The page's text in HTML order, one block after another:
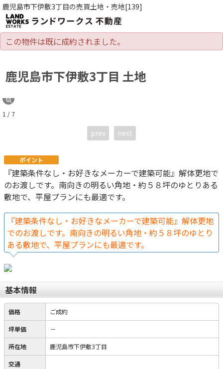
鹿児島市下伊敷3丁目の売買土地・売地[139]
この物件は既に成約されました。
鹿児島市下伊敷3丁目 土地
1 / 7
prev next
ポイント
『建築条件なし・お好きなメーカーで建築可能』解体更地で
のお渡しです。南向きの明るい角地・約５８坪のゆとりある
敷地で、平屋プランにも最適です。
『建築条件なし・お好きなメーカーで建築可能』解体更地
でのお渡しです。南向きの明るい角地・約５８坪のゆとり
ある敷地で、平屋プランにも最適です。
基本情報
価格 ご成約
坪単価 －
所在地 鹿児島市下伊敷3丁目
交通